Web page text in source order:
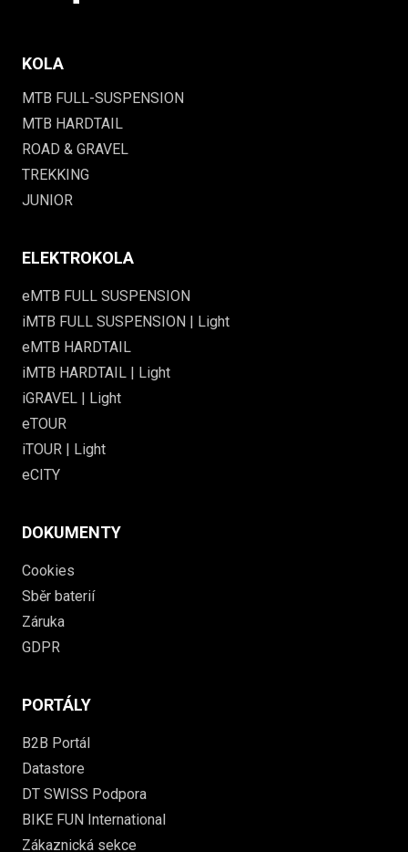
KOLA
MTB FULL-SUSPENSION
MTB HARDTAIL
ROAD & GRAVEL
TREKKING
JUNIOR
ELEKTROKOLA
eMTB FULL SUSPENSION
iMTB FULL SUSPENSION | Light
eMTB HARDTAIL
iMTB HARDTAIL | Light
iGRAVEL | Light
eTOUR
iTOUR | Light
eCITY
DOKUMENTY
Cookies
Sběr baterií
Záruka
GDPR
PORTÁLY
B2B Portál
Datastore
DT SWISS Podpora
BIKE FUN International
Zákaznická sekce